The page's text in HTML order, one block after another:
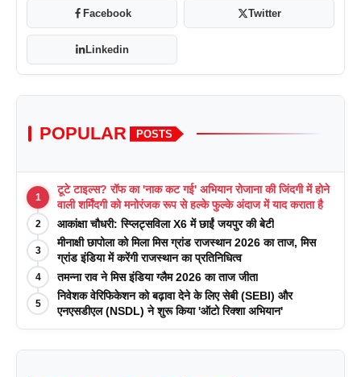
Facebook Twitter
Linkedin
POPULAR POSTS
1
टूटे टाइल्स? रॉफ का 'नाक कट गई' अभियान रोजाना की जिंदगी में होने
वाली शर्मिंदगी को मनोरंजक रूप से हल्के फुल्के अंदाज में याद कराता है
2 आकांक्षा चौधरी: स्प्लिट्सविला X6 में छाईं जयपुर की बेटी
3
मीनाक्षी छापोला को मिला मिस ग्रांड राजस्थान 2026 का ताज, मिस
ग्रांड इंडिया में करेंगी राजस्थान का प्रतिनिधित्व
4 तमन्ना राव ने मिस इंडिया ग्लैम 2026 का ताज जीता
5
निवेशक वेरिफिकेशन को बढ़ावा देने के लिए सेबी (SEBI) और
एनएसडीएल (NSDL) ने शुरू किया 'ऑटो रिक्शा अभियान'